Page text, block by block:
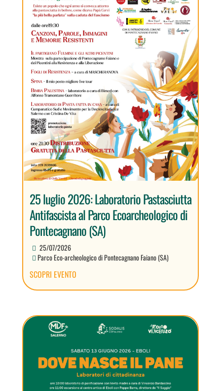
25 luglio 2026: Laboratorio Pastasciutta
Antifascista al Parco Ecoarcheologico di
Pontecagnano (SA)
25/07/2026
Parco Eco-archeologico di Pontecagnano Faiano (SA)
SCOPRI EVENTO